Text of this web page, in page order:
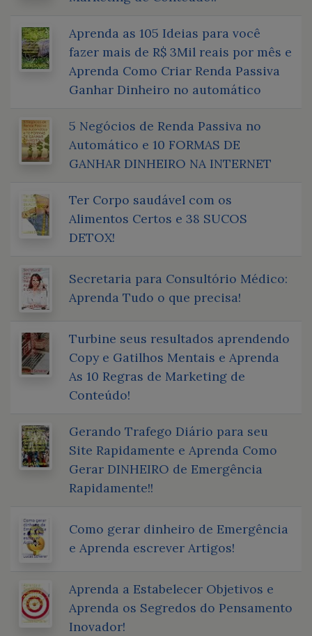
Aprenda as 105 Ideias para você
fazer mais de R$ 3Mil reais por mês e
Aprenda Como Criar Renda Passiva
Ganhar Dinheiro no automático
5 Negócios de Renda Passiva no
Automático e 10 FORMAS DE
GANHAR DINHEIRO NA INTERNET
Ter Corpo saudável com os
Alimentos Certos e 38 SUCOS
DETOX!
Secretaria para Consultório Médico:
Aprenda Tudo o que precisa!
Turbine seus resultados aprendendo
Copy e Gatilhos Mentais e Aprenda
As 10 Regras de Marketing de
Conteúdo!
Gerando Trafego Diário para seu
Site Rapidamente e Aprenda Como
Gerar DINHEIRO de Emergência
Rapidamente!!
Como gerar dinheiro de Emergência
e Aprenda escrever Artigos!
Aprenda a Estabelecer Objetivos e
Aprenda os Segredos do Pensamento
Inovador!